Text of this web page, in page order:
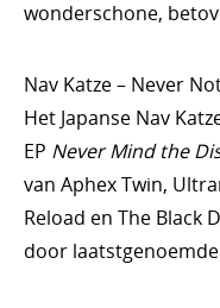
wonderschone,
Nav Katze – Never
Het Japanse Nav
EP Never Mind the
van Aphex Twin,
Reload en The Black
door